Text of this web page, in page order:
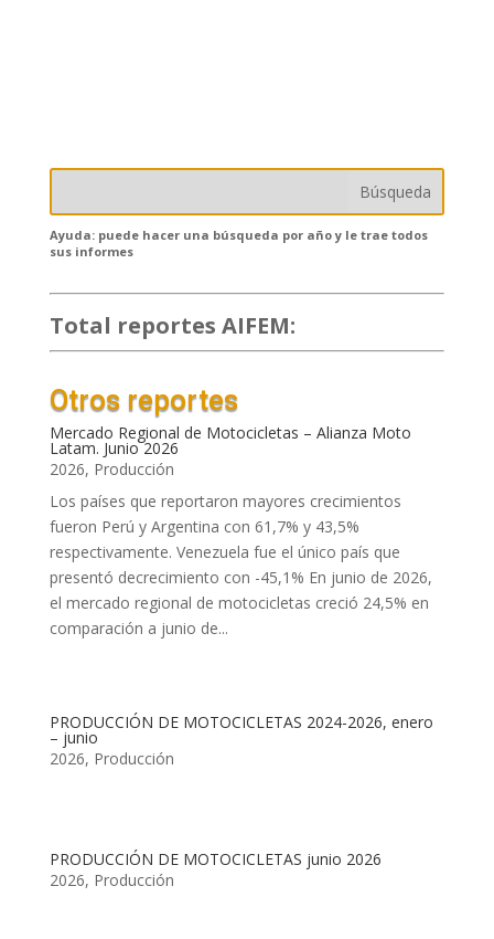
Ayuda: puede hacer una búsqueda por año y le trae todos
sus informes
Total reportes AIFEM:
Otros reportes
Mercado Regional de Motocicletas – Alianza Moto
Latam. Junio 2026
2026, Producción
Los países que reportaron mayores crecimientos
fueron Perú y Argentina con 61,7% y 43,5%
respectivamente. Venezuela fue el único país que
presentó decrecimiento con -45,1% En junio de 2026,
el mercado regional de motocicletas creció 24,5% en
comparación a junio de...
PRODUCCIÓN DE MOTOCICLETAS 2024-2026, enero
– junio
2026, Producción
PRODUCCIÓN DE MOTOCICLETAS junio 2026
2026, Producción